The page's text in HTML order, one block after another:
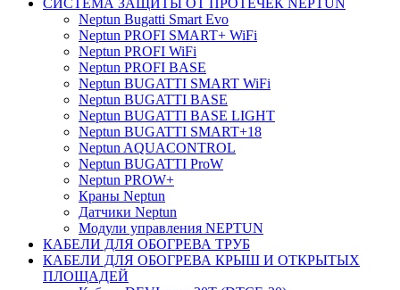
СИСТЕМА ЗАЩИТЫ ОТ ПРОТЕЧЕК NEPTUN
Neptun Bugatti Smart Evo
Neptun PROFI SMART+ WiFi
Neptun PROFI WiFi
Neptun PROFI BASE
Neptun BUGATTI SMART WiFi
Neptun BUGATTI BASE
Neptun BUGATTI BASE LIGHT
Neptun BUGATTI SMART+18
Neptun AQUACONTROL
Neptun BUGATTI ProW
Neptun PROW+
Краны Neptun
Датчики Neptun
Модули управления NEPTUN
КАБЕЛИ ДЛЯ ОБОГРЕВА ТРУБ
КАБЕЛИ ДЛЯ ОБОГРЕВА КРЫШ И ОТКРЫТЫХ
ПЛОЩАДЕЙ